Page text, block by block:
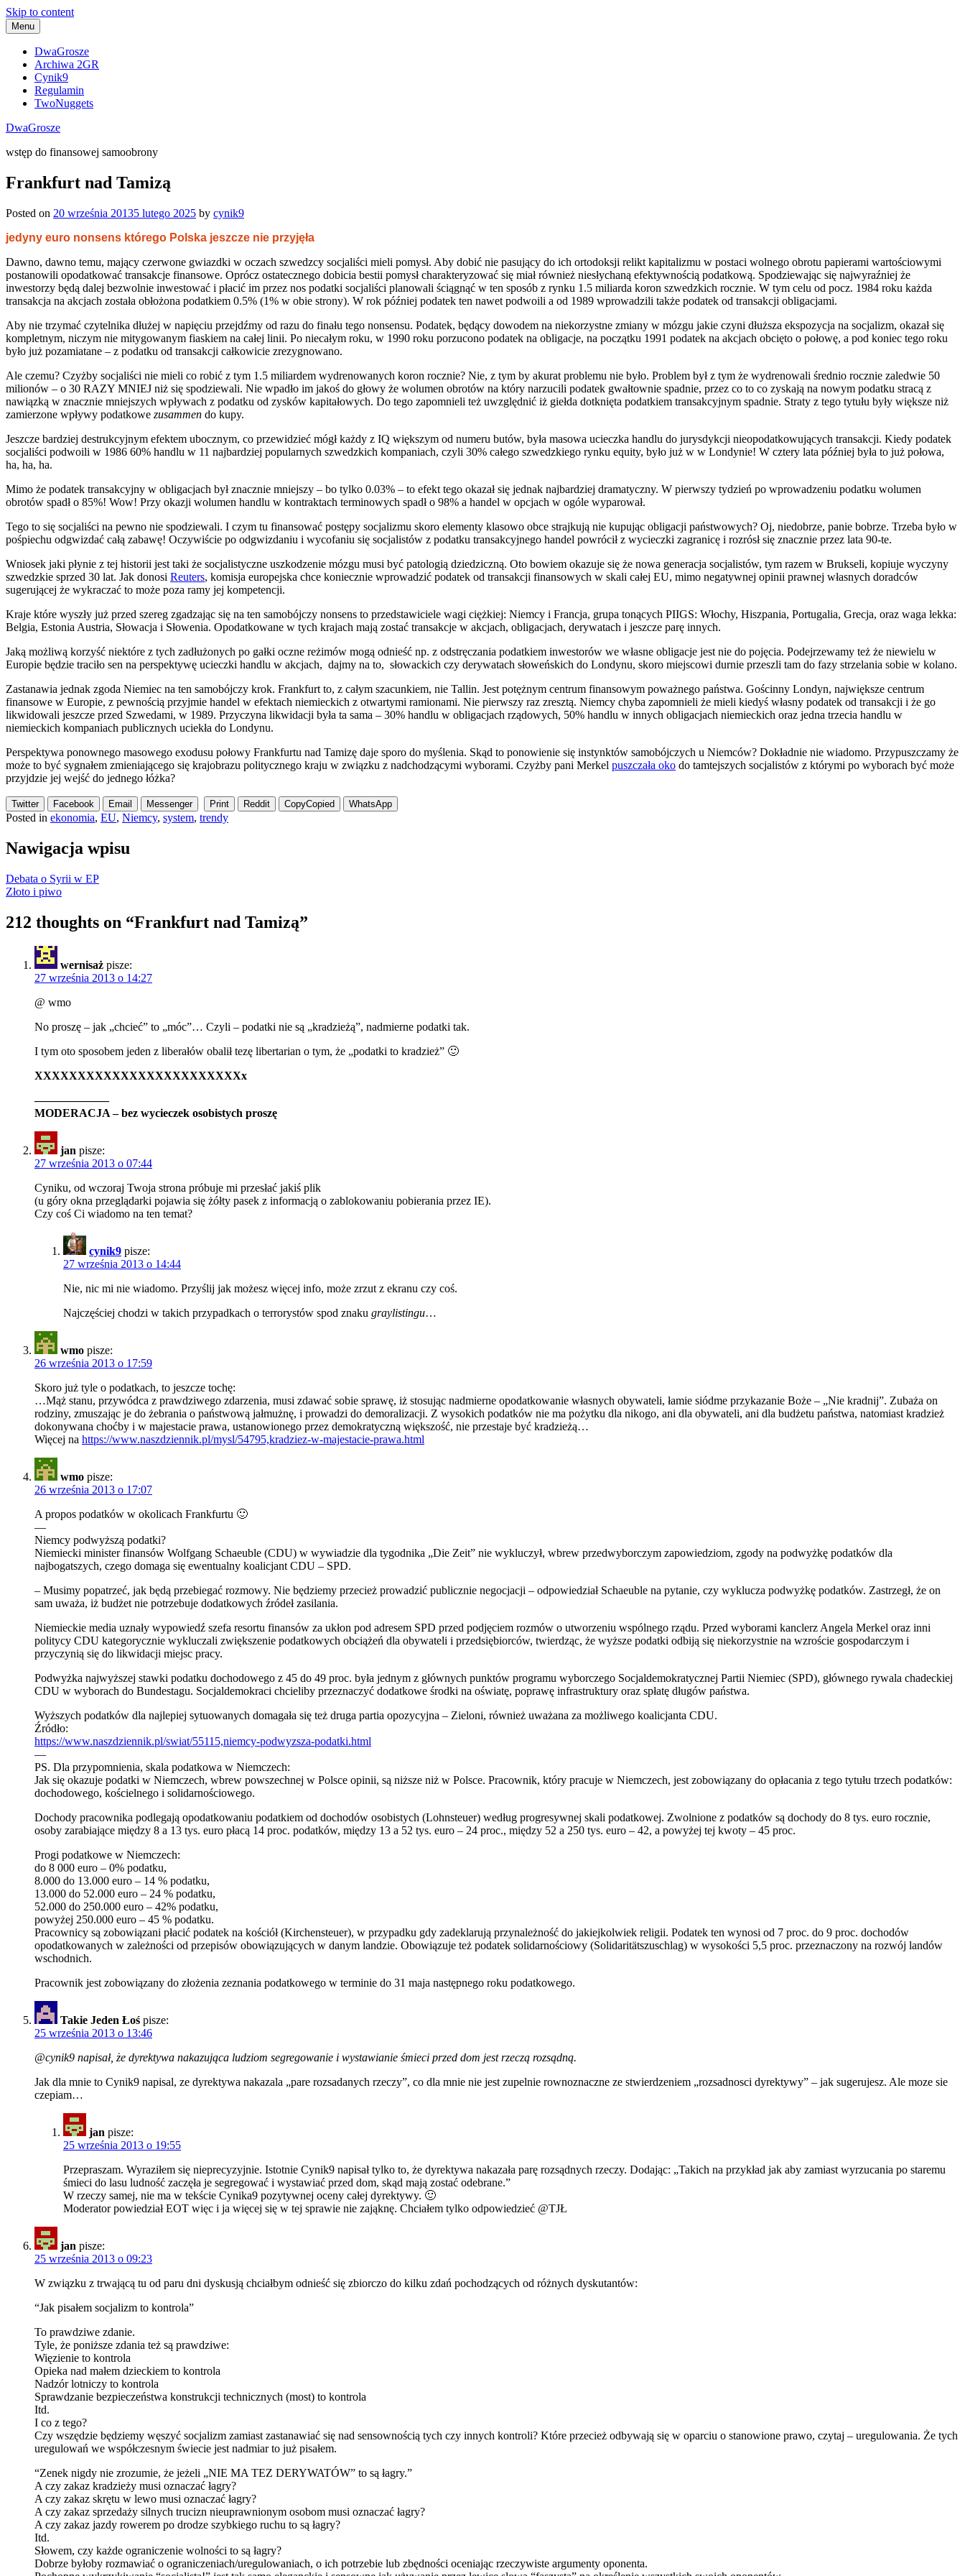
Skip to content
Menu
DwaGrosze
Archiwa 2GR
Cynik9
Regulamin
TwoNuggets
DwaGrosze
wstęp do finansowej samoobrony
Frankfurt nad Tamizą
Posted on 20 września 20135 lutego 2025 by cynik9
jedyny euro nonsens którego Polska jeszcze nie przyjęła
Dawno, dawno temu, mający czerwone gwiazdki w oczach szwedzcy socjaliści mieli pomysł. Aby dobić nie pasujący do ich ortodoksji relikt kapitalizmu w postaci wolnego obrotu papierami wartościowymi
postanowili opodatkować transakcje finansowe. Oprócz ostatecznego dobicia bestii pomysł charakteryzować się miał również niesłychaną efektywnością podatkową. Spodziewając się najwyraźniej że
inwestorzy będą dalej bezwolnie inwestować i płacić im przez nos podatki socjaliści planowali ściągnąć w ten sposób z rynku 1.5 miliarda koron szwedzkich rocznie. W tym celu od pocz. 1984 roku każda
transakcja na akcjach została obłożona podatkiem 0.5% (1% w obie strony). W rok później podatek ten nawet podwoili a od 1989 wprowadzili także podatek od transakcji obligacjami.
Aby nie trzymać czytelnika dłużej w napięciu przejdźmy od razu do finału tego nonsensu. Podatek, będący dowodem na niekorzystne zmiany w mózgu jakie czyni dłuższa ekspozycja na socjalizm, okazał się
kompletnym, niczym nie mitygowanym fiaskiem na całej linii. Po niecałym roku, w 1990 roku porzucono podatek na obligacje, na początku 1991 podatek na akcjach obcięto o połowę, a pod koniec tego roku
było już pozamiatane – z podatku od transakcji całkowicie zrezygnowano.
Ale czemu? Czyżby socjaliści nie mieli co robić z tym 1.5 miliardem wydrenowanych koron rocznie? Nie, z tym by akurat problemu nie było. Problem był z tym że wydrenowali średnio rocznie zaledwie 50
milionów – o 30 RAZY MNIEJ niż się spodziewali. Nie wpadło im jakoś do głowy że wolumen obrotów na który narzucili podatek gwałtownie spadnie, przez co to co zyskają na nowym podatku stracą z
nawiązką w znacznie mniejszych wpływach z podatku od zysków kapitałowych. Do tego zapomnieli też uwzględnić iż giełda dotknięta podatkiem transakcyjnym spadnie. Straty z tego tytułu były większe niż
zamierzone wpływy podatkowe zusammen do kupy.
Jeszcze bardziej destrukcyjnym efektem ubocznym, co przewidzieć mógł każdy z IQ większym od numeru butów, była masowa ucieczka handlu do jurysdykcji nieopodatkowujących transakcji. Kiedy podatek
socjaliści podwoili w 1986 60% handlu w 11 najbardziej popularnych szwedzkich kompaniach, czyli 30% całego szwedzkiego rynku equity, było już w w Londynie! W cztery lata później była to już połowa,
ha, ha, ha.
Mimo że podatek transakcyjny w obligacjach był znacznie mniejszy – bo tylko 0.03% – to efekt tego okazał się jednak najbardziej dramatyczny. W pierwszy tydzień po wprowadzeniu podatku wolumen
obrotów spadł o 85%! Wow! Przy okazji wolumen handlu w kontraktach terminowych spadł o 98% a handel w opcjach w ogóle wyparował.
Tego to się socjaliści na pewno nie spodziewali. I czym tu finansować postępy socjalizmu skoro elementy klasowo obce strajkują nie kupując obligacji państwowych? Oj, niedobrze, panie bobrze. Trzeba było w
pośpiechu odgwizdać całą zabawę! Oczywiście po odgwizdaniu i wycofaniu się socjalistów z podatku transakcyjnego handel powrócił z wycieczki zagranicę i rozrósł się znacznie przez lata 90-te.
Wniosek jaki płynie z tej historii jest taki że socjalistyczne uszkodzenie mózgu musi być patologią dziedziczną. Oto bowiem okazuje się że nowa generacja socjalistów, tym razem w Brukseli, kopiuje wyczyny
szwedzkie sprzed 30 lat. Jak donosi Reuters, komisja europejska chce koniecznie wprowadzić podatek od transakcji finansowych w skali całej EU, mimo negatywnej opinii prawnej własnych doradców
sugerującej że wykraczać to może poza ramy jej kompetencji.
Kraje które wyszły już przed szereg zgadzając się na ten samobójczy nonsens to przedstawiciele wagi ciężkiej: Niemcy i Francja, grupa tonących PIIGS: Włochy, Hiszpania, Portugalia, Grecja, oraz waga lekka:
Belgia, Estonia Austria, Słowacja i Słowenia. Opodatkowane w tych krajach mają zostać transakcje w akcjach, obligacjach, derywatach i jeszcze parę innych.
Jaką możliwą korzyść niektóre z tych zadłużonych po gałki oczne reżimów mogą odnieść np. z odstręczania podatkiem inwestorów we własne obligacje jest nie do pojęcia. Podejrzewamy też że niewielu w
Europie będzie traciło sen na perspektywę ucieczki handlu w akcjach, dajmy na to, słowackich czy derywatach słoweńskich do Londynu, skoro miejscowi durnie przeszli tam do fazy strzelania sobie w kolano.
Zastanawia jednak zgoda Niemiec na ten samobójczy krok. Frankfurt to, z całym szacunkiem, nie Tallin. Jest potężnym centrum finansowym poważnego państwa. Gościnny Londyn, największe centrum
finansowe w Europie, z pewnością przyjmie handel w efektach niemieckich z otwartymi ramionami. Nie pierwszy raz zresztą. Niemcy chyba zapomnieli że mieli kiedyś własny podatek od transakcji i że go
likwidowali jeszcze przed Szwedami, w 1989. Przyczyna likwidacji była ta sama – 30% handlu w obligacjach rządowych, 50% handlu w innych obligacjach niemieckich oraz jedna trzecia handlu w
niemieckich kompaniach publicznych uciekła do Londynu.
Perspektywa ponownego masowego exodusu połowy Frankfurtu nad Tamizę daje sporo do myślenia. Skąd to ponowienie się instynktów samobójczych u Niemców? Dokładnie nie wiadomo. Przypuszczamy że
może to być sygnałem zmieniającego się krajobrazu politycznego kraju w związku z nadchodzącymi wyborami. Czyżby pani Merkel puszczała oko do tamtejszych socjalistów z którymi po wyborach być może
przyjdzie jej wejść do jednego łóżka?
Twitter Facebook Email Messenger Print Reddit CopyCopied WhatsApp
Posted in ekonomia, EU, Niemcy, system, trendy
Nawigacja wpisu
Debata o Syrii w EP
Złoto i piwo
212 thoughts on “Frankfurt nad Tamizą”
wernisaż pisze:
27 września 2013 o 14:27
@ wmo
No proszę – jak „chcieć” to „móc”… Czyli – podatki nie są „kradzieżą”, nadmierne podatki tak.
I tym oto sposobem jeden z liberałów obalił tezę libertarian o tym, że „podatki to kradzież” 🙂
XXXXXXXXXXXXXXXXXXXXXXXXx
——————–
MODERACJA – bez wycieczek osobistych proszę
jan pisze:
27 września 2013 o 07:44
Cyniku, od wczoraj Twoja strona próbuje mi przesłać jakiś plik
(u góry okna przeglądarki pojawia się żółty pasek z informacją o zablokowaniu pobierania przez IE).
Czy coś Ci wiadomo na ten temat?
cynik9 pisze:
27 września 2013 o 14:44
Nie, nic mi nie wiadomo. Przyślij jak możesz więcej info, może zrzut z ekranu czy coś.
Najczęściej chodzi w takich przypadkach o terrorystów spod znaku graylistingu…
wmo pisze:
26 września 2013 o 17:59
Skoro już tyle o podatkach, to jeszcze tochę:
…Mąż stanu, przywódca z prawdziwego zdarzenia, musi zdawać sobie sprawę, iż stosując nadmierne opodatkowanie własnych obywateli, łamie siódme przykazanie Boże – „Nie kradnij”. Zubaża on
rodziny, zmuszając je do żebrania o państwową jałmużnę, i prowadzi do demoralizacji. Z wysokich podatków nie ma pożytku dla nikogo, ani dla obywateli, ani dla budżetu państwa, natomiast kradzież
dokonywana choćby i w majestacie prawa, ustanowionego przez demokratyczną większość, nie przestaje być kradzieżą…
Więcej na https://www.naszdziennik.pl/mysl/54795,kradziez-w-majestacie-prawa.html
wmo pisze:
26 września 2013 o 17:07
A propos podatków w okolicach Frankfurtu 🙂
—
Niemcy podwyższą podatki?
Niemiecki minister finansów Wolfgang Schaeuble (CDU) w wywiadzie dla tygodnika „Die Zeit” nie wykluczył, wbrew przedwyborczym zapowiedziom, zgody na podwyżkę podatków dla
najbogatszych, czego domaga się ewentualny koalicjant CDU – SPD.
– Musimy popatrzeć, jak będą przebiegać rozmowy. Nie będziemy przecież prowadzić publicznie negocjacji – odpowiedział Schaeuble na pytanie, czy wyklucza podwyżkę podatków. Zastrzegł, że on
sam uważa, iż budżet nie potrzebuje dodatkowych źródeł zasilania.
Niemieckie media uznały wypowiedź szefa resortu finansów za ukłon pod adresem SPD przed podjęciem rozmów o utworzeniu wspólnego rządu. Przed wyborami kanclerz Angela Merkel oraz inni
politycy CDU kategorycznie wykluczali zwiększenie podatkowych obciążeń dla obywateli i przedsiębiorców, twierdząc, że wyższe podatki odbiją się niekorzystnie na wzroście gospodarczym i
przyczynią się do likwidacji miejsc pracy.
Podwyżka najwyższej stawki podatku dochodowego z 45 do 49 proc. była jednym z głównych punktów programu wyborczego Socjaldemokratycznej Partii Niemiec (SPD), głównego rywala chadeckiej
CDU w wyborach do Bundestagu. Socjaldemokraci chcieliby przeznaczyć dodatkowe środki na oświatę, poprawę infrastruktury oraz spłatę długów państwa.
Wyższych podatków dla najlepiej sytuowanych domagała się też druga partia opozycyjna – Zieloni, również uważana za możliwego koalicjanta CDU.
Źródło:
https://www.naszdziennik.pl/swiat/55115,niemcy-podwyzsza-podatki.html
—
PS. Dla przypomnienia, skala podatkowa w Niemczech:
Jak się okazuje podatki w Niemczech, wbrew powszechnej w Polsce opinii, są niższe niż w Polsce. Pracownik, który pracuje w Niemczech, jest zobowiązany do opłacania z tego tytułu trzech podatków:
dochodowego, kościelnego i solidarnościowego.
Dochody pracownika podlegają opodatkowaniu podatkiem od dochodów osobistych (Lohnsteuer) według progresywnej skali podatkowej. Zwolnione z podatków są dochody do 8 tys. euro rocznie,
osoby zarabiające między 8 a 13 tys. euro płacą 14 proc. podatków, między 13 a 52 tys. euro – 24 proc., między 52 a 250 tys. euro – 42, a powyżej tej kwoty – 45 proc.
Progi podatkowe w Niemczech:
do 8 000 euro – 0% podatku,
8.000 do 13.000 euro – 14 % podatku,
13.000 do 52.000 euro – 24 % podatku,
52.000 do 250.000 euro – 42% podatku,
powyżej 250.000 euro – 45 % podatku.
Pracownicy są zobowiązani płacić podatek na kościół (Kirchensteuer), w przypadku gdy zadeklarują przynależność do jakiejkolwiek religii. Podatek ten wynosi od 7 proc. do 9 proc. dochodów
opodatkowanych w zależności od przepisów obowiązujących w danym landzie. Obowiązuje też podatek solidarnościowy (Solidaritätszuschlag) w wysokości 5,5 proc. przeznaczony na rozwój landów
wschodnich.
Pracownik jest zobowiązany do złożenia zeznania podatkowego w terminie do 31 maja następnego roku podatkowego.
Takie Jeden Łoś pisze:
25 września 2013 o 13:46
@cynik9 napisał, że dyrektywa nakazująca ludziom segregowanie i wystawianie śmieci przed dom jest rzeczą rozsądną.
Jak dla mnie to Cynik9 napisal, ze dyrektywa nakazala „pare rozsadanych rzeczy”, co dla mnie nie jest zupelnie rownoznaczne ze stwierdzeniem „rozsadnosci dyrektywy” – jak sugerujesz. Ale moze sie
czepiam…
jan pisze:
25 września 2013 o 19:55
Przepraszam. Wyraziłem się nieprecyzyjnie. Istotnie Cynik9 napisał tylko to, że dyrektywa nakazała parę rozsądnych rzeczy. Dodając: „Takich na przykład jak aby zamiast wyrzucania po staremu
śmieci do lasu ludność zaczęła je segregować i wystawiać przed dom, skąd mają zostać odebrane.”
W rzeczy samej, nie ma w tekście Cynika9 pozytywnej oceny całej dyrektywy. 🙂
Moderator powiedział EOT więc i ja więcej się w tej sprawie nie zająknę. Chciałem tylko odpowiedzieć @TJŁ
jan pisze:
25 września 2013 o 09:23
W związku z trwającą tu od paru dni dyskusją chciałbym odnieść się zbiorczo do kilku zdań pochodzących od różnych dyskutantów:
“Jak pisałem socjalizm to kontrola”
To prawdziwe zdanie.
Tyle, że poniższe zdania też są prawdziwe:
Więzienie to kontrola
Opieka nad małem dzieckiem to kontrola
Nadzór lotniczy to kontrola
Sprawdzanie bezpieczeństwa konstrukcji technicznych (most) to kontrola
Itd.
I co z tego?
Czy wszędzie będziemy węszyć socjalizm zamiast zastanawiać się nad sensownością tych czy innych kontroli? Które przecież odbywają się w oparciu o stanowione prawo, czytaj – uregulowania. Że tych
uregulowań we współczesnym świecie jest nadmiar to już pisałem.
“Zenek nigdy nie zrozumie, że jeżeli „NIE MA TEZ DERYWATÓW” to są łagry.”
A czy zakaz kradzieży musi oznaczać łagry?
A czy zakaz skrętu w lewo musi oznaczać łagry?
A czy zakaz sprzedaży silnych trucizn nieuprawnionym osobom musi oznaczać łagry?
A czy zakaz jazdy rowerem po drodze szybkiego ruchu to są łagry?
Itd.
Słowem, czy każde ograniczenie wolności to są łagry?
Dobrze byłoby rozmawiać o ograniczeniach/uregulowaniach, o ich potrzebie lub zbędności oceniając rzeczywiste argumenty oponenta.